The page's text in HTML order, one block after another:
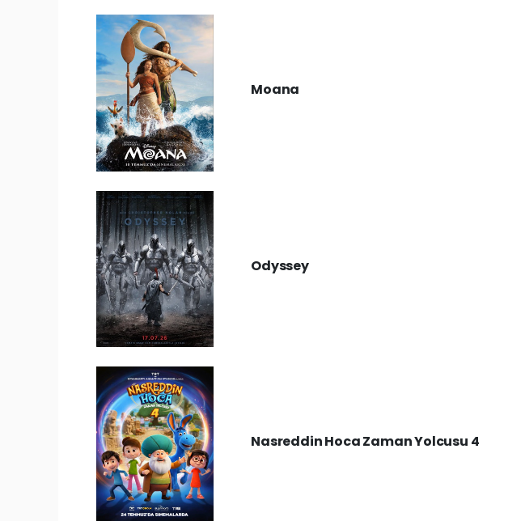
Moana
Odyssey
Nasreddin Hoca Zaman Yolcusu 4